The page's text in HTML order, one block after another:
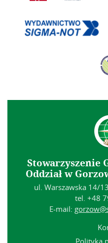
Stowarzyszenie
Oddział w
ul. Warszawska 14/
tel. +48
E-mail: